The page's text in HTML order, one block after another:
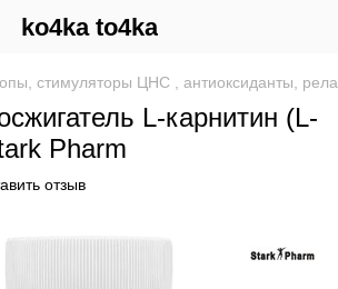
ko4ka to4ka
стимуляторы ЦНС , антиоксиданты,
L-карнитин (L-
Pharm
отзыв